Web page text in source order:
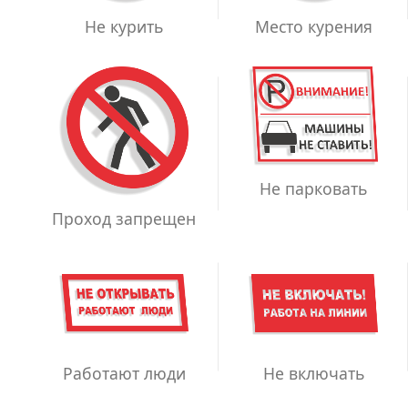
Не курить Место курения
Проход запрещен
Не парковать
Работают люди Не включать